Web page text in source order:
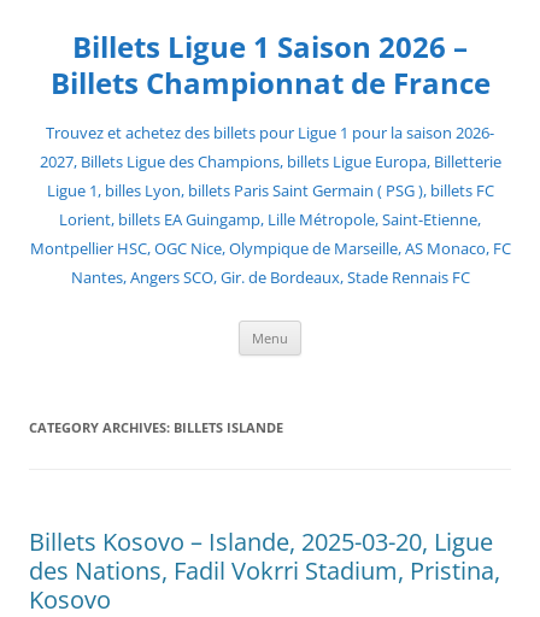
contentBillets Ligue 1 Saison 2026 –
Billets Championnat de France
Trouvez et achetez des billets pour Ligue 1 pour la saison 2026-
2027, Billets Ligue des Champions, billets Ligue Europa, Billetterie
Ligue 1, billes Lyon, billets Paris Saint Germain ( PSG ), billets FC
Lorient, billets EA Guingamp, Lille Métropole, Saint-Etienne,
Montpellier HSC, OGC Nice, Olympique de Marseille, AS Monaco, FC
Nantes, Angers SCO, Gir. de Bordeaux, Stade Rennais FC
Menu
CATEGORY ARCHIVES: BILLETS ISLANDE
Billets Kosovo – Islande, 2025-03-20, Ligue
des Nations, Fadil Vokrri Stadium, Pristina,
Kosovo